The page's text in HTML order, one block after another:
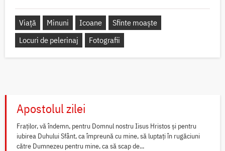
Viață Minuni Icoane
Sfinte moaște
Locuri de pelerinaj
Fotografii
Apostolul zilei
Fraților, vă îndemn, pentru Domnul nostru Iisus Hristos și pentru
iubirea Duhului Sfânt, ca împreună cu mine, să luptați în rugăciuni
către Dumnezeu pentru mine, ca să scap de...